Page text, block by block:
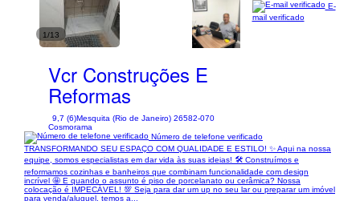
1/13
Vcr Construções E
Reformas
9,7 (6)Mesquita (Rio de Janeiro) 26582-070
Cosmorama
E-
mail verificado
Número de telefone verificado
TRANSFORMANDO SEU ESPAÇO COM QUALIDADE E ESTILO! ✨ Aqui na nossa
equipe, somos especialistas em dar vida às suas ideias! 🛠️ Construímos e
reformamos cozinhas e banheiros que combinam funcionalidade com design
incrível 🤩 E quando o assunto é piso de porcelanato ou cerâmica? Nossa
colocação é IMPECÁVEL! 💯 Seja para dar um up no seu lar ou preparar um imóvel
para venda/aluguel, temos a...